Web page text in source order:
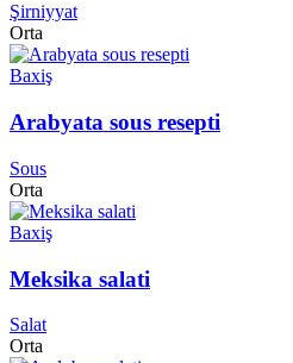
Şirniyyat
Orta
Baxiş
Arabyata sous resepti
Sous
Orta
Baxiş
Meksika salati
Salat
Orta